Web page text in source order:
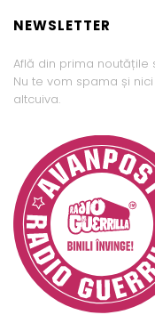
NEWSLETTER
Află din prima noutățile
Nu te vom spama și
altcuiva.